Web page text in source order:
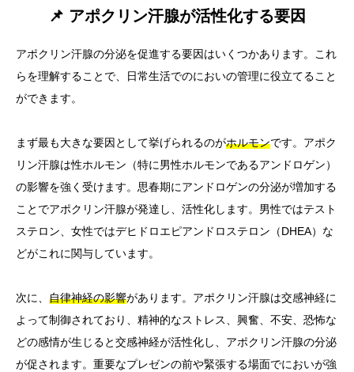
📌 アポクリン汗腺が活性化する要因
アポクリン汗腺の分泌を促進する要因はいくつかあります。これ
らを理解することで、日常生活でのにおいの管理に役立てること
ができます。
まず最も大きな要因として挙げられるのがホルモンです。アポク
リン汗腺は性ホルモン（特に男性ホルモンであるアンドロゲン）
の影響を強く受けます。思春期にアンドロゲンの分泌が増加する
ことでアポクリン汗腺が発達し、活性化します。男性ではテスト
ステロン、女性ではデヒドロエピアンドロステロン（DHEA）な
どがこれに関与しています。
次に、 自律神経の影響があります。アポクリン汗腺は交感神経に
よって制御されており、精神的なストレス、興奮、不安、恐怖な
どの感情が生じると交感神経が活性化し、アポクリン汗腺の分泌
が促されます。重要なプレゼンの前や緊張する場面でにおいが強